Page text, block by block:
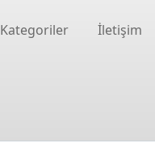
Kategoriler İletişim